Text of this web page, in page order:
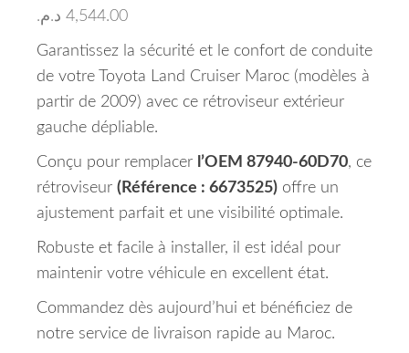
4,544.00 د.م.
Garantissez la sécurité et le confort de conduite
de votre Toyota Land Cruiser Maroc (modèles à
partir de 2009) avec ce rétroviseur extérieur
gauche dépliable.
Conçu pour remplacer l’OEM 87940-60D70, ce
rétroviseur (Référence : 6673525) offre un
ajustement parfait et une visibilité optimale.
Robuste et facile à installer, il est idéal pour
maintenir votre véhicule en excellent état.
Commandez dès aujourd’hui et bénéficiez de
notre service de livraison rapide au Maroc.